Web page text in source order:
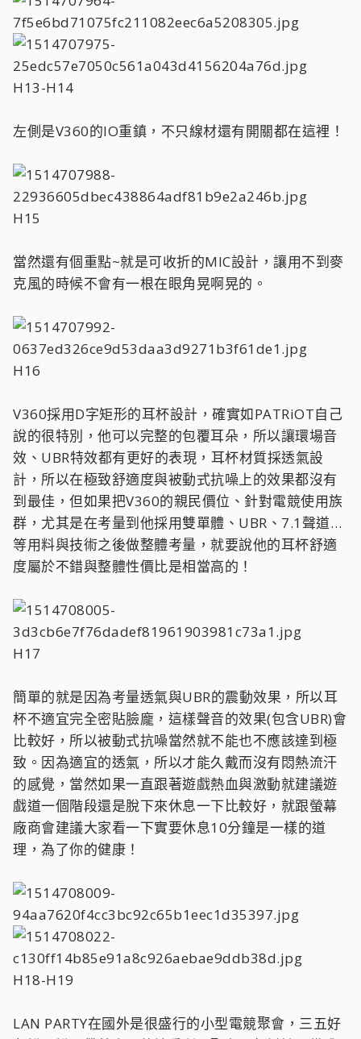
H13-H14
左側是V360的IO重鎮，不只線材還有開關都在這裡！
H15
當然還有個重點~就是可收折的MIC設計，讓用不到麥
克風的時候不會有一根在眼角晃啊晃的。
H16
V360採用D字矩形的耳杯設計，確實如PATRiOT自己
說的很特別，他可以完整的包覆耳朵，所以讓環場音
效、UBR特效都有更好的表現，耳杯材質採透氣設
計，所以在極致舒適度與被動式抗噪上的效果都沒有
到最佳，但如果把V360的親民價位、針對電競使用族
群，尤其是在考量到他採用雙單體、UBR、7.1聲道…
等用料與技術之後做整體考量，就要說他的耳杯舒適
度屬於不錯與整體性價比是相當高的！
H17
簡單的就是因為考量透氣與UBR的震動效果，所以耳
杯不適宜完全密貼臉龐，這樣聲音的效果(包含UBR)會
比較好，所以被動式抗噪當然就不能也不應該達到極
致。因為適宜的透氣，所以才能久戴而沒有悶熱流汗
的感覺，當然如果一直跟著遊戲熱血與激動就建議遊
戲道一個階段還是脫下來休息一下比較好，就跟螢幕
廠商會建議大家看一下實要休息10分鐘是一樣的道
理，為了你的健康！
H18-H19
LAN PARTY在國外是很盛行的小型電競聚會，三五好